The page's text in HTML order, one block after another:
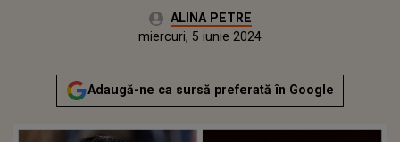
Autor:ALINA PETRE
Actualizat:
miercuri, 5 iunie 2024
Adaugă-ne ca sursă preferată în Google